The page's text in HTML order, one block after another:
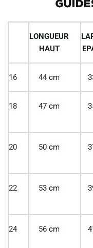
LONGUEUR
HAUT
16 44 cm
18 47 cm
20 50 cm
22 53 cm
24 56 cm